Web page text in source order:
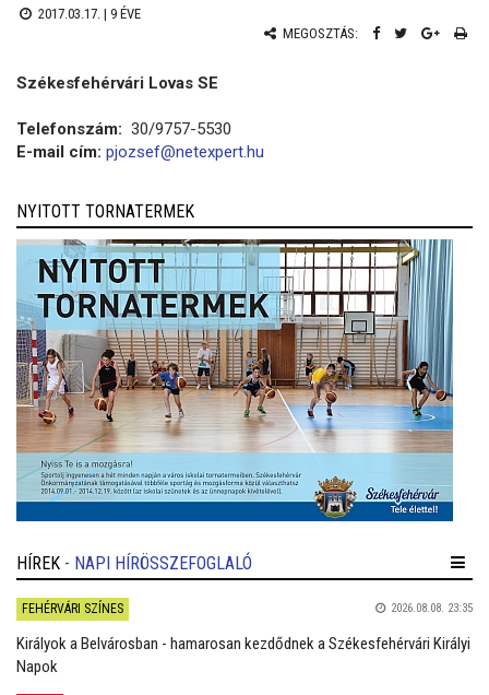
2017.03.17. | 9 ÉVE
MEGOSZTÁS:
Székesfehérvári Lovas SE
Telefonszám: 30/9757-5530
E-mail cím: pjozsef@netexpert.hu
NYITOTT TORNATERMEK
HÍREK - NAPI HÍRÖSSZEFOGLALÓ
FEHÉRVÁRI SZÍNES 2026.08.08. 23:35
Királyok a Belvárosban - hamarosan kezdődnek a Székesfehérvári Királyi
Napok